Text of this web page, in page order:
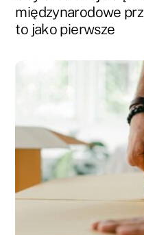
międzynarodowe
to jako pierwsze